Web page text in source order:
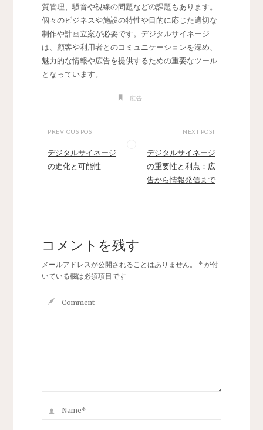
質管理、騒音や視線の問題などの課題もあります。
個々のビジネスや施設の特性や目的に応じた適切な
制作や計画立案が必要です。デジタルサイネージ
は、顧客や利用者とのコミュニケーションを深め、
魅力的な情報や広告を提供するための重要なツール
となっています。
広告
PREVIOUS POST
デジタルサイネージ
の進化と可能性
NEXT POST
デジタルサイネージ
の重要性と利点：広
告から情報発信まで
コメントを残す
メールアドレスが公開されることはありません。 *が付
いている欄は必須項目です